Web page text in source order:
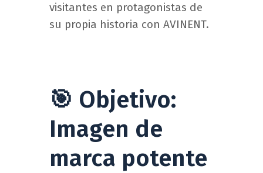
visitantes en protagonistas de
su propia historia con AVINENT.
🎯 Objetivo:
Imagen de
marca potente